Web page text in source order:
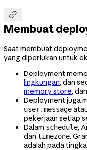

Membuat
Saat membuat
yang diperlukan untuk
Deployment
lingkungan, dan
memory store, dan
Deployment juga
user.messageatau
pekerjaan setiap
Dalam schedule,
dan timezone.
adalah pada